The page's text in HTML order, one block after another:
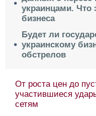
украинцами. Что
бизнеса
Будет ли
украинскому
обстрелов
От роста цен до
участившиеся
сетям